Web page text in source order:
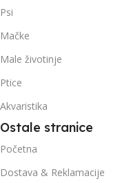
Psi
Mačke
Male životinje
Ptice
Akvaristika
Ostale stranice
Početna
Dostava & Reklamacije